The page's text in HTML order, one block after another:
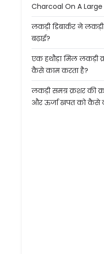
Charcoal On A Large
लकड़ी डिबार्कर ने
बढ़ाई?
एक हथौड़ा मिल लकड़ी
कैसे काम करता है?
लकड़ी समग्र क्रशर की
और ऊर्जा खपत को कैसे